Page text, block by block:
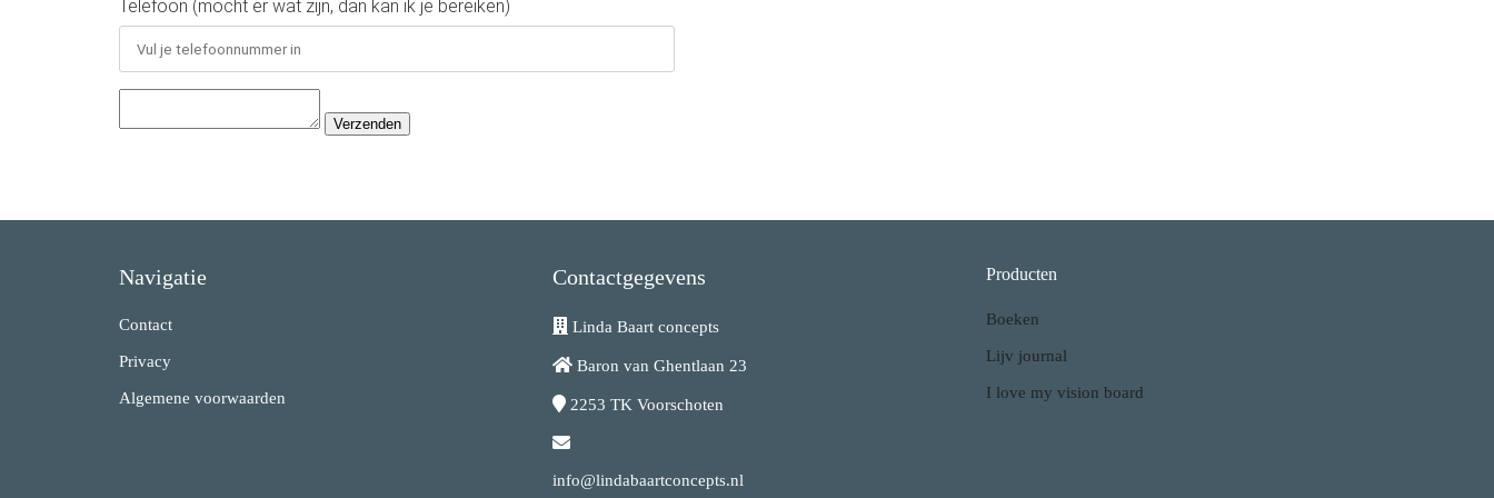
Telefoon (mocht er wat zijn, dan kan ik je bereiken)
Verzenden
Navigatie
Contact
Privacy
Algemene voorwaarden
Contactgegevens
Linda Baart concepts
Baron van Ghentlaan 23
2253 TK Voorschoten
info@lindabaartconcepts.nl
Producten
Boeken
Lijv journal
I love my vision board